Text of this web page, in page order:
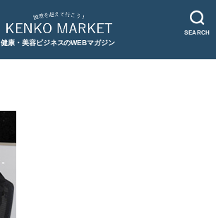
健康・美容ビジネスのWEBマガジン
SEARCH